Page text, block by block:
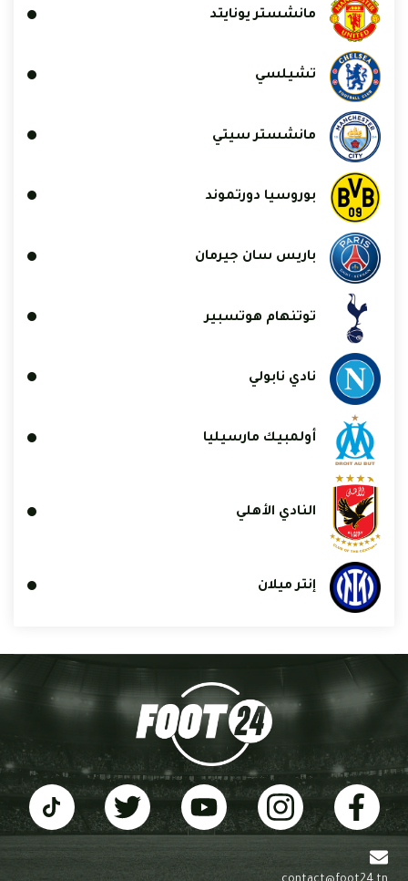
مانشستر يونايتد
تشيلسي
مانشستر سيتي
بوروسيا دورتموند
باريس سان جيرمان
توتنهام هوتسبير
نادي نابولي
أولمبيك مارسيليا
النادي الأهلي
إنتر ميلان